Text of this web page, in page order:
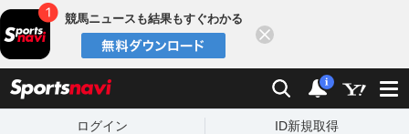
競馬ニュースも結果もすぐわかる
検索 通知
i
ログイン ID新規取得